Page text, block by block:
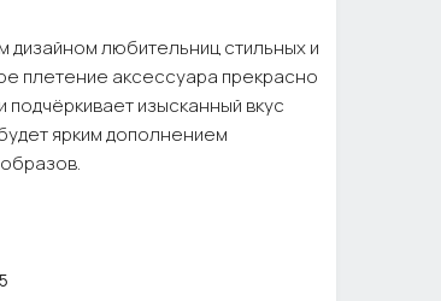
дизайном любительниц стильных и
плетение аксессуара прекрасно
изысканный вкус
ярким дополнением